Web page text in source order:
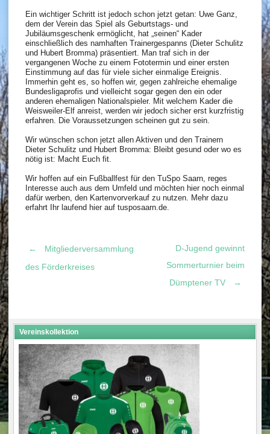
Ein wichtiger Schritt ist jedoch schon jetzt getan: Uwe Ganz,
dem der Verein das Spiel als Geburtstags- und
Jubiläumsgeschenk ermöglicht, hat „seinen“ Kader
einschließlich des namhaften Trainergespanns (Dieter Schulitz
und Hubert Bromma) präsentiert. Man traf sich in der
vergangenen Woche zu einem Fototermin und einer ersten
Einstimmung auf das für viele sicher einmalige Ereignis.
Immerhin geht es, so hoffen wir, gegen zahlreiche ehemalige
Bundesligaprofis und vielleicht sogar gegen den ein oder
anderen ehemaligen Nationalspieler. Mit welchem Kader die
Weisweiler-Elf anreist, werden wir jedoch sicher erst kurzfristig
erfahren. Die Voraussetzungen scheinen gut zu sein.
Wir wünschen schon jetzt allen Aktiven und den Trainern
Dieter Schulitz und Hubert Bromma: Bleibt gesund oder wo es
nötig ist: Macht Euch fit.
Wir hoffen auf ein Fußballfest für den TuSpo Saarn, reges
Interesse auch aus dem Umfeld und möchten hier noch einmal
dafür werben, den Kartenvorverkauf zu nutzen. Mehr dazu
erfahrt Ihr laufend hier auf tusposaarn.de.
Post
←
Mitgliederversammlung
des Förderkreises
D-Jugend gewinnt
Sommerturnier beim
Dümptener TV
→
Vereinskollektion